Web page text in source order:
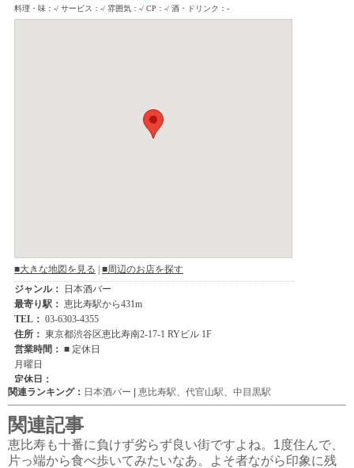
関連ランキング： 日本酒バー | 恵比寿駅 代官山駅 中目黒駅
関連記事
恵比寿も十番に負けず劣らず良い街ですよね。1度住んで、
片っ端から食べ歩いてみたいなあ。よそ者ながら印象に残